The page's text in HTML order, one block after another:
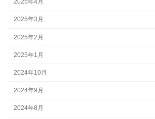
2025年4月
2025年3月
2025年2月
2025年1月
2024年10月
2024年9月
2024年8月